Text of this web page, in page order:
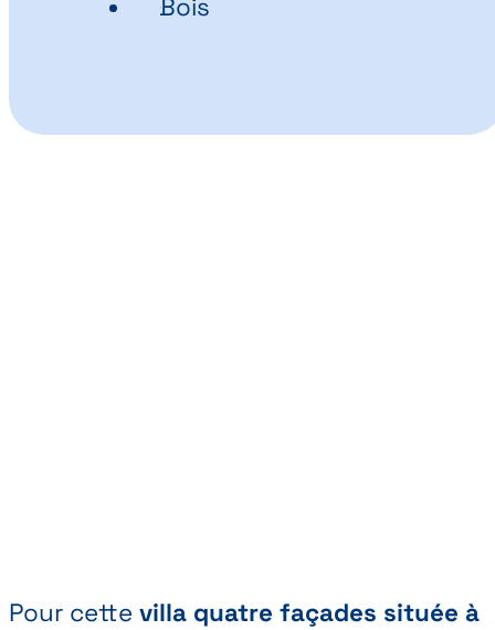
Bois
Pour cette villa quatre façades située à